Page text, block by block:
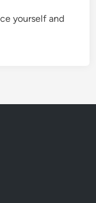
yourself and